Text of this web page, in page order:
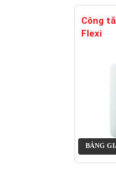
Công
Flexi
BẢNG